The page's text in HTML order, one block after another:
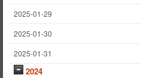
2025-01-29
2025-01-30
2025-01-31
2024